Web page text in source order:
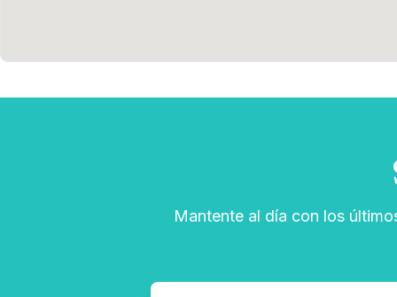
Mantente al día con los